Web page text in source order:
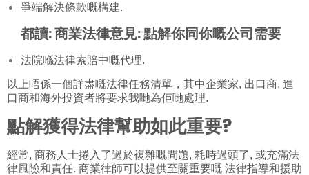
爭端解決條款嘅構建.
都讀:商業法律意見: 點解你同你嘅公司需要
法院喺法律索賠中嘅代理.
以上唔係一個詳盡嘅法律任務清單，其中企業家, 出口商, 進
口商和海外投資者將要求我哋為佢哋處理.
點解獲得法律幫助如此重要?
經常, 商務人士捲入了過於複雜嘅問題, 耗時過頭了, 或充滿法
律風險和責任. 商業律師可以提供至關重要嘅 法律指導和援助